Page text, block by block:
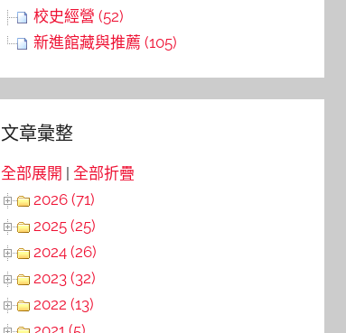
校史經營 (52)
新進館藏與推薦 (105)
文章彙整
全部展開 |全部折疊
2026 (71)
2025 (25)
2024 (26)
2023 (32)
2022 (13)